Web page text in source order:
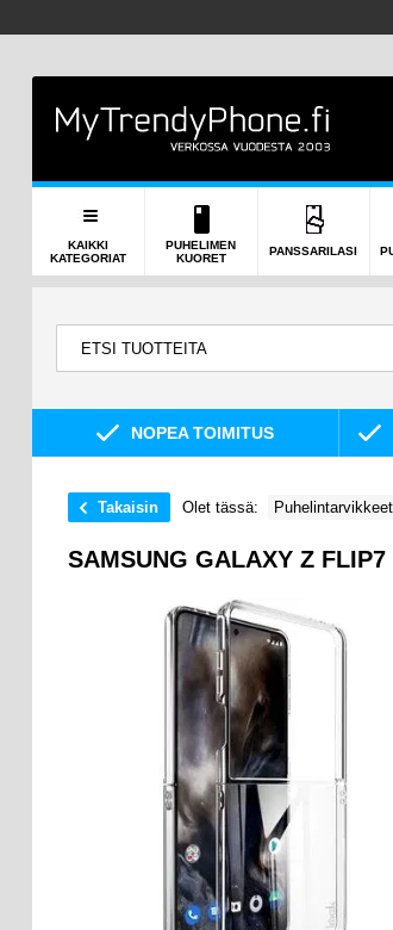
KAIKKI
KATEGORIAT
PUHELIMEN
KUORET
PANSSARILASI
NOPEA TOIMITUS
Takaisin Olet tässä: Puhelintarvikkeet
SAMSUNG GALAXY Z